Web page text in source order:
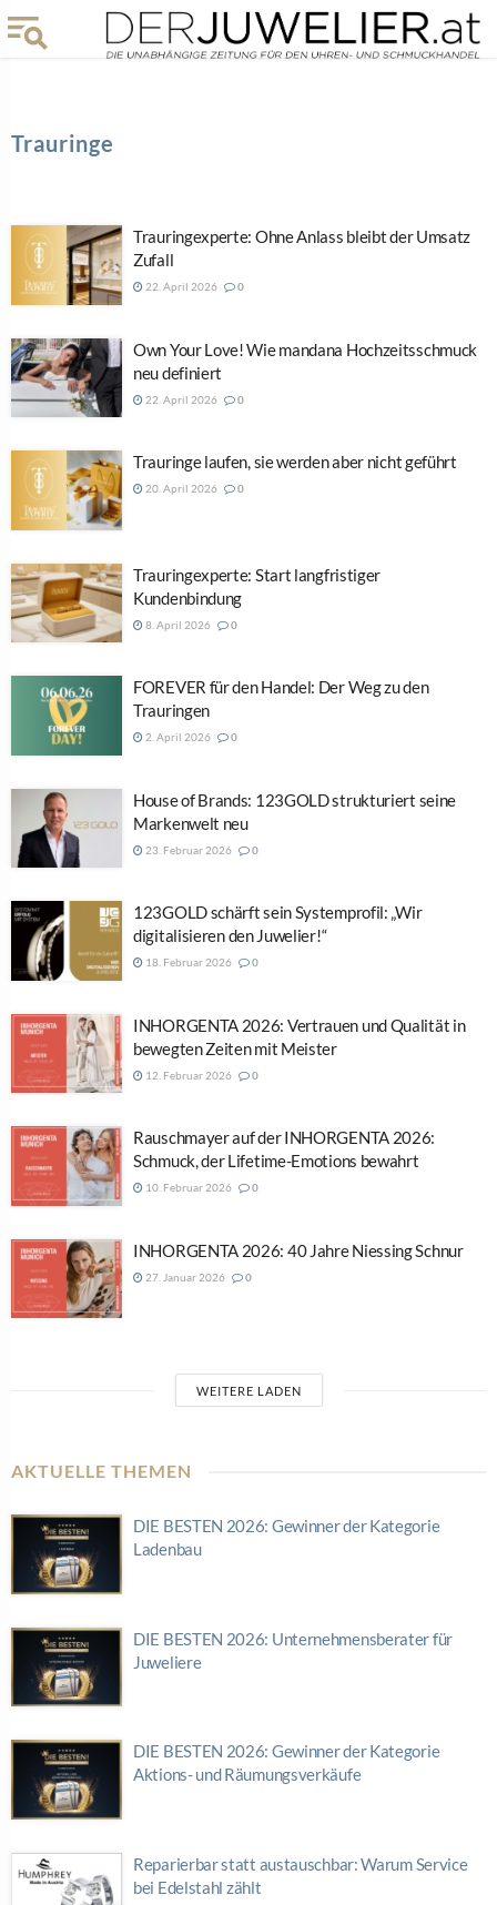
Trauringe
Trauringexperte: Ohne Anlass bleibt der Umsatz
Zufall
22. April 2026 0
Own Your Love! Wie mandana Hochzeitsschmuck
neu definiert
22. April 2026 0
Trauringe laufen, sie werden aber nicht geführt
20. April 2026 0
Trauringexperte: Start langfristiger
Kundenbindung
8. April 2026 0
FOREVER für den Handel: Der Weg zu den
Trauringen
2. April 2026 0
House of Brands: 123GOLD strukturiert seine
Markenwelt neu
23. Februar 2026 0
123GOLD schärft sein Systemprofil: „Wir
digitalisieren den Juwelier!“
18. Februar 2026 0
INHORGENTA 2026: Vertrauen und Qualität in
bewegten Zeiten mit Meister
12. Februar 2026 0
Rauschmayer auf der INHORGENTA 2026:
Schmuck, der Lifetime-Emotions bewahrt
10. Februar 2026 0
INHORGENTA 2026: 40 Jahre Niessing Schnur
27. Januar 2026 0
WEITERE LADEN
AKTUELLE THEMEN
DIE BESTEN 2026: Gewinner der Kategorie
Ladenbau
DIE BESTEN 2026: Unternehmensberater für
Juweliere
DIE BESTEN 2026: Gewinner der Kategorie
Aktions- und Räumungsverkäufe
Reparierbar statt austauschbar: Warum Service
bei Edelstahl zählt